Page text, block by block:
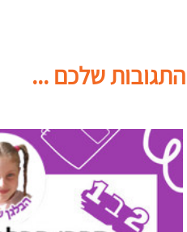
התגובות שלכם ...